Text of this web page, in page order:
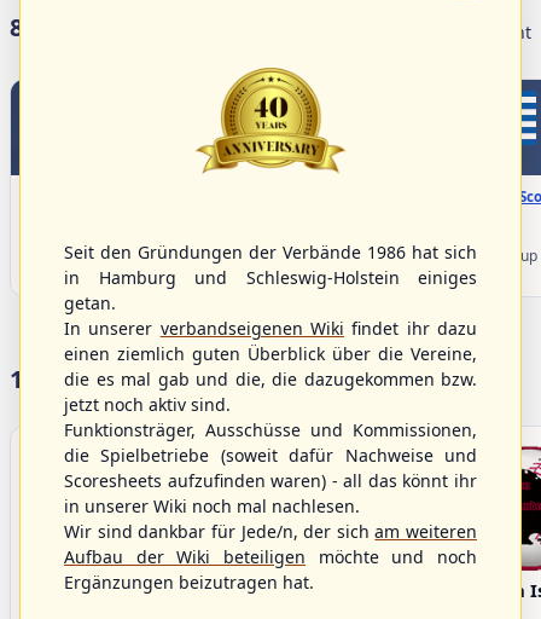
8 Livestreams heute Livestream Übersicht
Championship B Pool 2026 - Group
Germany
WBSC Europe
Box-
Championship B Pool 2026 - Group
Spain
17 Vereine im S/HBV
Bargenstedt
Elmshorn Alligators Fehmarn
Seit den Gründungen der Verbände 1986 hat sich
in Hamburg und Schleswig-Holstein einiges
getan.
In unserer verbandseigenen Wiki findet ihr dazu
einen ziemlich guten Überblick über die Vereine,
die es mal gab und die, die dazugekommen bzw.
jetzt noch aktiv sind.
Funktionsträger, Ausschüsse und Kommissionen,
die Spielbetriebe (soweit dafür Nachweise und
Scoresheets aufzufinden waren) - all das könnt ihr
in unserer Wiki noch mal nachlesen.
Wir sind dankbar für Jede/n, der sicham weiteren
Aufbau der Wiki beteiligen möchte und noch
Ergänzungen beizutragen hat.